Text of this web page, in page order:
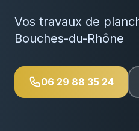
Vos travaux de
Bouches-du-Rhône
06 29 88 35 24